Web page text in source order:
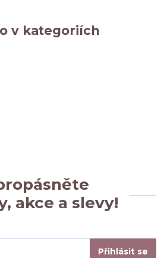
v kategoriích
akce a slevy!
Přihlásit se